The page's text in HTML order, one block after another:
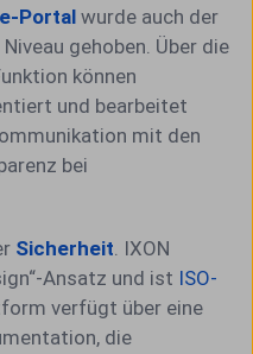
Portalwurde auch der
gehoben. Über die
können
und bearbeitet
mit den
bei
Sicherheit. IXON
Ansatz und ist ISO-
verfügt über eine
die